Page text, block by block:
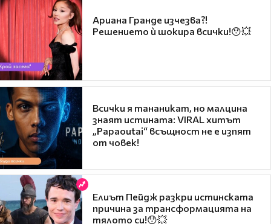
Ариана Гранде изчезва?!
Решението ѝ шокира всички!😯💥
Всички я тананикат, но малцина
знаят истината: VIRAL хитът
„Papaoutai“ всъщност не е изпят
от човек!
Елиът Пейдж разкри истинската
причина за трансформацията на
тялото си!😯💥